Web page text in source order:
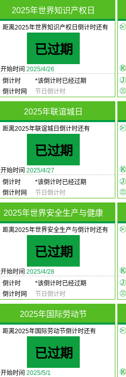
2025年世界知识产权日
距离2025年世界知识产权日倒计时还有
已过期
开始时间 2025/4/26
倒计时
*该倒计时已经过期
倒计时网
节日倒计时
2025年联谊城日
距离2025年联谊城日倒计时还有
已过期
开始时间 2025/4/27
倒计时
*该倒计时已经过期
倒计时网
节日倒计时
2025年世界安全生产与健康
距离2025年世界安全生产与倒计时还有
已过期
开始时间 2025/4/28
倒计时
*该倒计时已经过期
倒计时网
节日倒计时
2025年国际劳动节
距离2025年国际劳动节倒计时还有
已过期
开始时间 2025/5/1